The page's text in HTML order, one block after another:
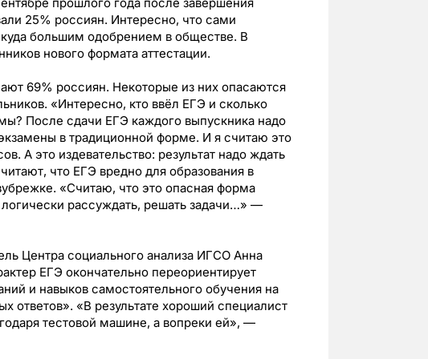
25% россиян. Интересно, что сами
большим одобрением в обществе. В
нового формата аттестации.
69% россиян. Некоторые из них опасаются
«Интересно, кто ввёл ЕГЭ и сколько
После сдачи ЕГЭ каждого выпускника надо
в традиционной форме. И я считаю это
А это издевательство: результат надо ждать
что ЕГЭ вредно для образования в
«Считаю, что это опасная форма
рассуждать, решать задачи…» —
Центра социального анализа ИГСО Анна
ЕГЭ окончательно переориентирует
и навыков самостоятельного обучения на
ответов». «В результате хороший специалист
тестовой машине, а вопреки ей», —